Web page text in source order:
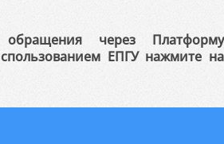
через Платформу
ЕПГУ нажмите на